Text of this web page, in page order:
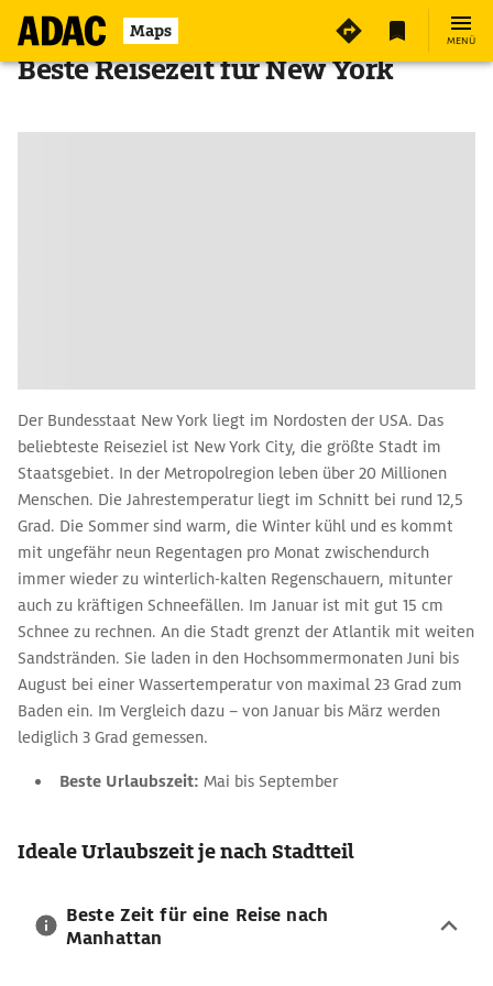
Maps MENÜ
Beste Reisezeit für New York
Der Bundesstaat New York liegt im Nordosten der USA. Das
beliebteste Reiseziel ist New York City, die größte Stadt im
Staatsgebiet. In der Metropolregion leben über 20 Millionen
Menschen. Die Jahrestemperatur liegt im Schnitt bei rund 12,5
Grad. Die Sommer sind warm, die Winter kühl und es kommt
mit ungefähr neun Regentagen pro Monat zwischendurch
immer wieder zu winterlich-kalten Regenschauern, mitunter
auch zu kräftigen Schneefällen. Im Januar ist mit gut 15 cm
Schnee zu rechnen. An die Stadt grenzt der Atlantik mit weiten
Sandstränden. Sie laden in den Hochsommermonaten Juni bis
August bei einer Wassertemperatur von maximal 23 Grad zum
Baden ein. Im Vergleich dazu – von Januar bis März werden
lediglich 3 Grad gemessen.
Beste Urlaubszeit: Mai bis September
Ideale Urlaubszeit je nach Stadtteil
Beste Zeit für eine Reise nach
Manhattan